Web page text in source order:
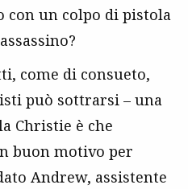
con un colpo di pistola
come di consueto,
può sottrarsi – una
Christie è che
buon motivo per
Andrew, assistente